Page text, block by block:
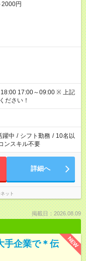
円
17:00～09:00 ※ 上記
ださい！
躍中 / シフト勤務 / 10名以
ンスキル不要
詳細へ
ット
掲載日：2026.08.09
NEW
手企業で＊伝